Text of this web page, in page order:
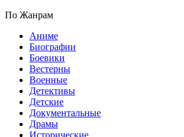
По Жанрам
Аниме
Биографии
Боевики
Вестерны
Военные
Детективы
Детские
Документальные
Драмы
Исторические